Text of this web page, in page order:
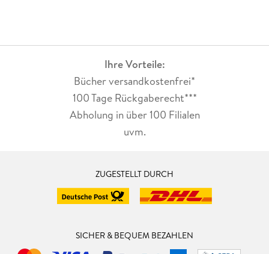
Ihre Vorteile:
Bücher versandkostenfrei*
100 Tage Rückgaberecht***
Abholung in über 100 Filialen
uvm.
ZUGESTELLT DURCH
SICHER & BEQUEM BEZAHLEN